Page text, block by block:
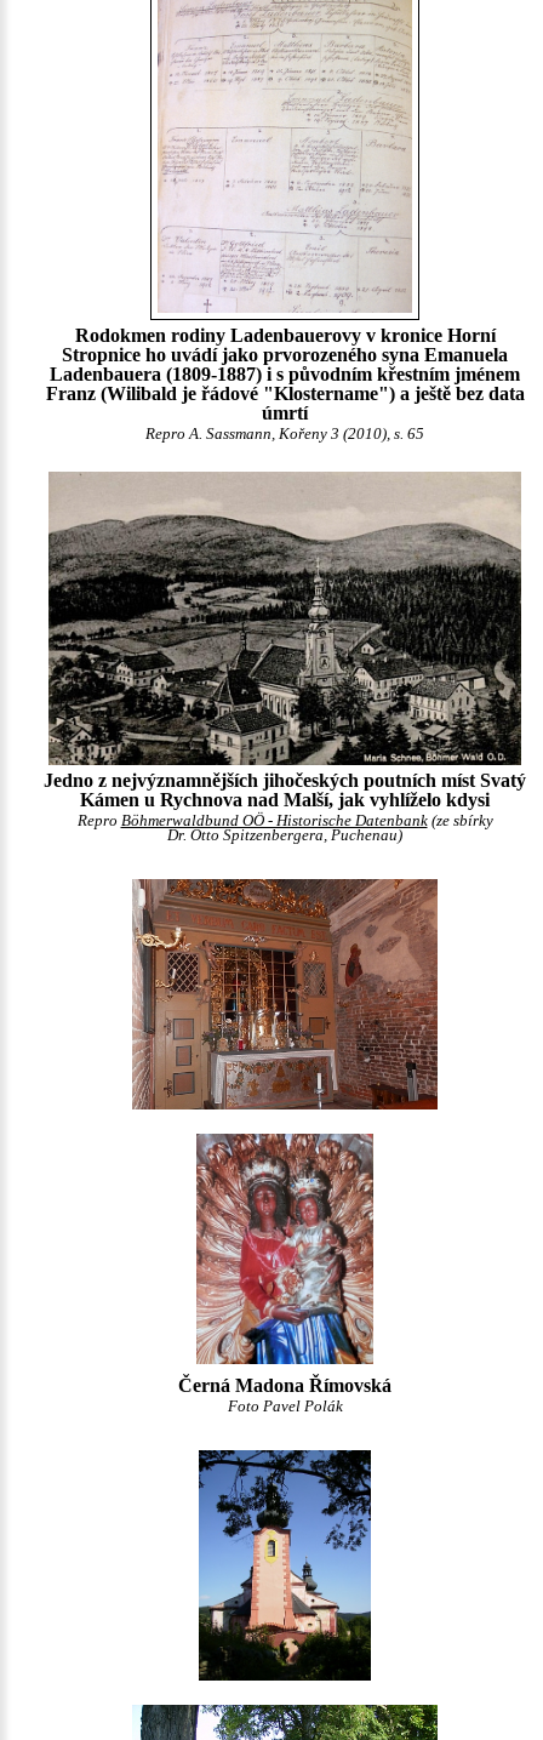
Rodokmen rodiny Ladenbauerovy v kronice Horní
Stropnice ho uvádí jako prvorozeného syna Emanuela
Ladenbauera (1809-1887) i s původním křestním jménem
Franz (Wilibald je řádové "Klostername") a ještě bez data
úmrtí
Repro A. Sassmann, Kořeny 3 (2010), s. 65
Jedno z nejvýznamnějších jihočeských poutních míst Svatý
Kámen u Rychnova nad Malší, jak vyhlíželo kdysi
Repro Böhmerwaldbund OÖ - Historische Datenbank(ze sbírky
Dr. Otto Spitzenbergera, Puchenau)
Černá Madona Římovská
Foto Pavel Polák